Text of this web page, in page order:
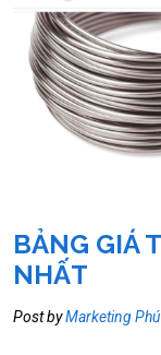
BẢNG GIÁ
NHẤT
Post byMarketing Phú